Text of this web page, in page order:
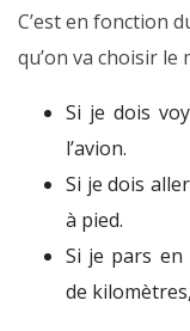
C’est en fonction
qu’on va choisir
Si je dois
l’avion.
Si je dois
à pied.
Si je pars en
de